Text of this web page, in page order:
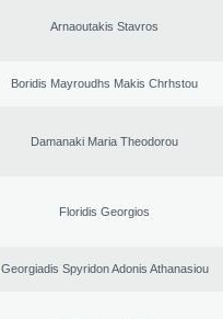
Arnaoutakis Stavros
Boridis Mayroudhs Makis Chrhstou
Damanaki Maria Theodorou
Floridis Georgios
Georgiadis Spyridon Adonis Athanasiou